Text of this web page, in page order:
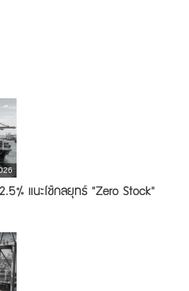
แนะใช้กลยุทธ์ "Zero Stock"